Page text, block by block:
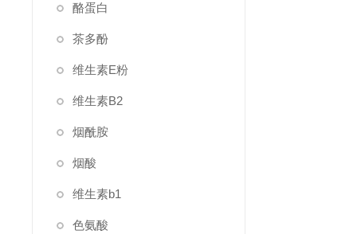
酪蛋白
茶多酚
维生素E粉
维生素B2
烟酰胺
烟酸
维生素b1
色氨酸